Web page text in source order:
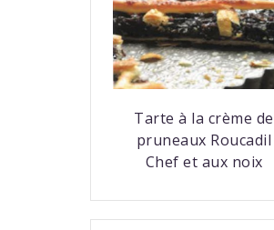
Tarte à la crème de
pruneaux Roucadil
Chef et aux noix